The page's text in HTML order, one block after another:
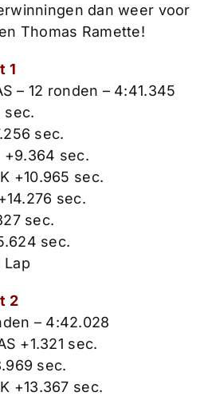
dan weer voor
Thomas Ramette!
1
– 12 ronden – 4:41.345
sec.
sec.
+9.364 sec.
+10.965 sec.
sec.
sec.
sec.
Lap
2
– 4:42.028
+1.321 sec.
sec.
+13.367 sec.